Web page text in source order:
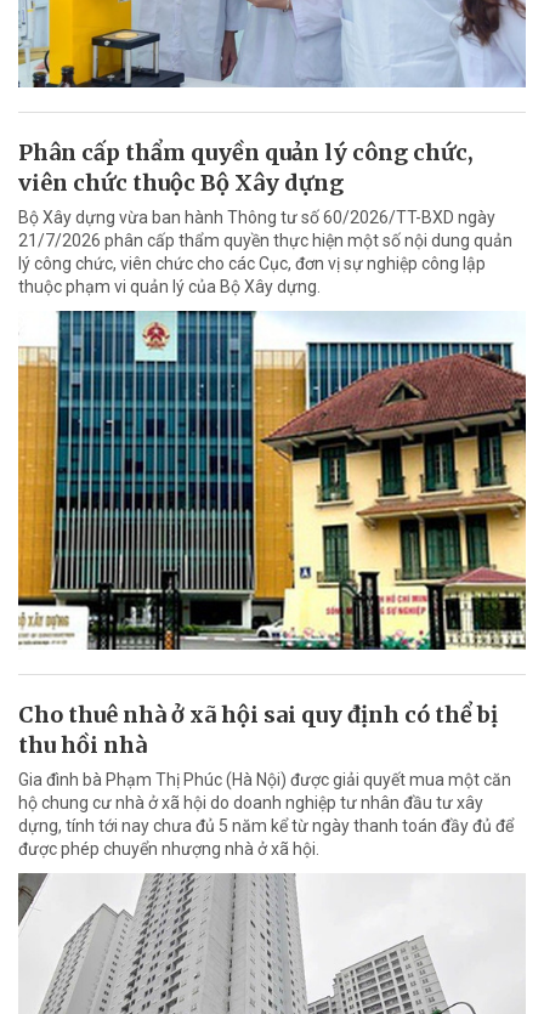
Phân cấp thẩm quyền quản lý công chức,
viên chức thuộc Bộ Xây dựng
Bộ Xây dựng vừa ban hành Thông tư số 60/2026/TT-BXD ngày
21/7/2026 phân cấp thẩm quyền thực hiện một số nội dung quản
lý công chức, viên chức cho các Cục, đơn vị sự nghiệp công lập
thuộc phạm vi quản lý của Bộ Xây dựng.
Cho thuê nhà ở xã hội sai quy định có thể bị
thu hồi nhà
Gia đình bà Phạm Thị Phúc (Hà Nội) được giải quyết mua một căn
hộ chung cư nhà ở xã hội do doanh nghiệp tư nhân đầu tư xây
dựng, tính tới nay chưa đủ 5 năm kể từ ngày thanh toán đầy đủ để
được phép chuyển nhượng nhà ở xã hội.